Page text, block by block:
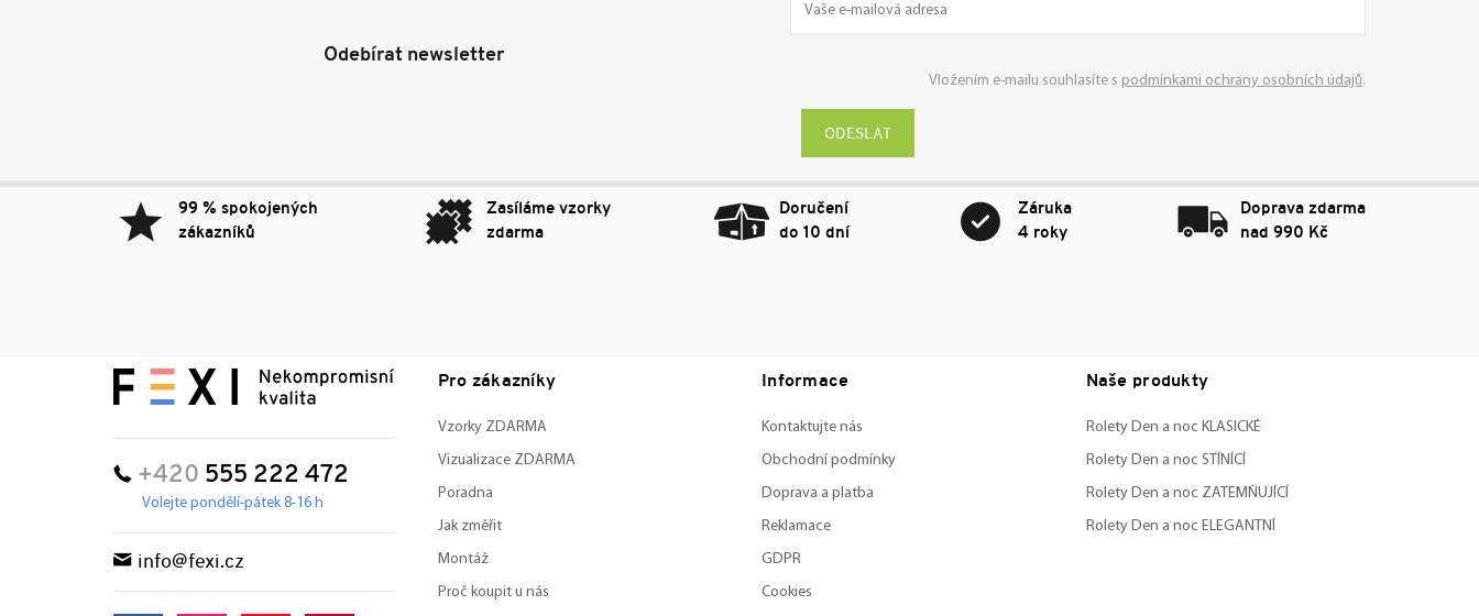
Odebírat newsletter
Vložením e-mailu souhlasíte s podmínkami ochrany osobních údajů.
Přihlásit
se
99 % spokojených
zákazníků
Zasíláme vzorky
zdarma
Doručení
do 10 dní
Záruka
4 roky
Doprava zdarma
nad 990 Kč
+420 555 222 472
Volejte pondělí-pátek 8-16 h
info@fexi.cz
Pro zákazníky
Vzorky ZDARMA
Vizualizace ZDARMA
Poradna
Jak změřit
Montáž
Proč koupit u nás
Informace
Kontaktujte nás
Obchodní podmínky
Doprava a platba
Reklamace
GDPR
Cookies
Naše produkty
Rolety Den a noc KLASICKÉ
Rolety Den a noc STÍNÍCÍ
Rolety Den a noc ZATEMŇUJÍCÍ
Rolety Den a noc ELEGANTNÍ